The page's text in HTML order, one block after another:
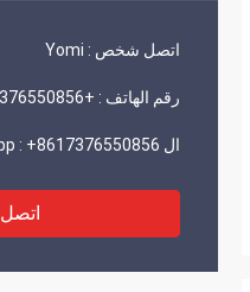
اتصل شخص : Yomi
رقم الهاتف : +8617376550856
ال WhatsApp : +8617376550856
اتصل